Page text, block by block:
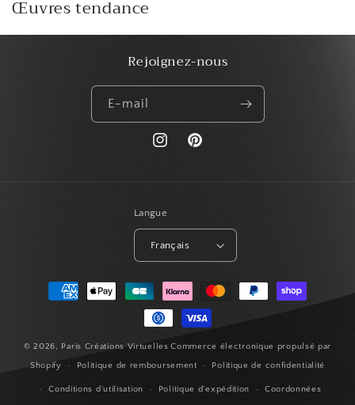
Œuvres tendance
Rejoignez-nous
E-mail
https://www.instagram.com/
Pinterest
Langue
Français
Moyens
© 2026, Paris Créations Virtuelles Commerce électronique propulsé par
Shopify
Politique de remboursement Politique de confidentialité
Conditions d’utilisation Politique d’expédition Coordonnées